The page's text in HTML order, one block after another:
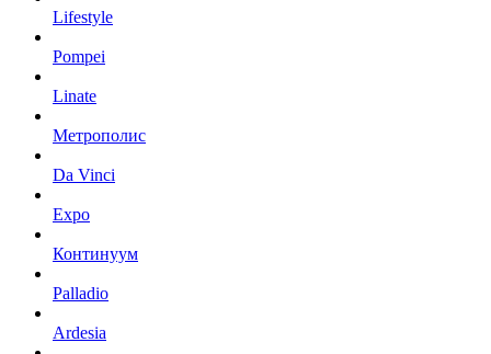
Lifestyle
Pompei
Linate
Метрополис
Da Vinci
Expo
Континуум
Palladio
Ardesia